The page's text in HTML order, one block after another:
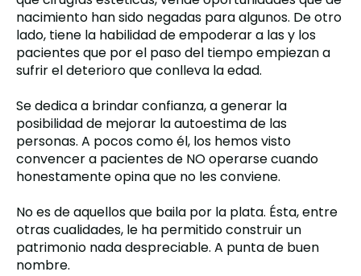
nacimiento han sido negadas para algunos. De otro
lado, tiene la habilidad de empoderar a las y los
pacientes que por el paso del tiempo empiezan a
sufrir el deterioro que conlleva la edad.
Se dedica a brindar confianza, a generar la
posibilidad de mejorar la autoestima de las
personas. A pocos como él, los hemos visto
convencer a pacientes de NO operarse cuando
honestamente opina que no les conviene.
No es de aquellos que baila por la plata. Ésta, entre
otras cualidades, le ha permitido construir un
patrimonio nada despreciable. A punta de buen
nombre.